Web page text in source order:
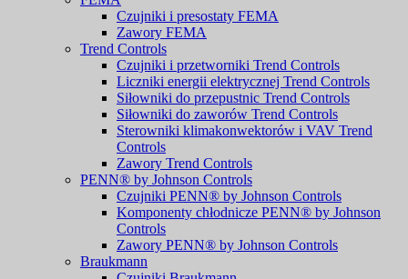
Czujniki i presostaty FEMA
Zawory FEMA
Trend Controls
Czujniki i przetworniki Trend Controls
Liczniki energii elektrycznej Trend Controls
Siłowniki do przepustnic Trend Controls
Siłowniki do zaworów Trend Controls
Sterowniki klimakonwektorów i VAV Trend
Controls
Zawory Trend Controls
PENN® by Johnson Controls
Czujniki PENN® by Johnson Controls
Komponenty chłodnicze PENN® by Johnson
Controls
Zawory PENN® by Johnson Controls
Braukmann